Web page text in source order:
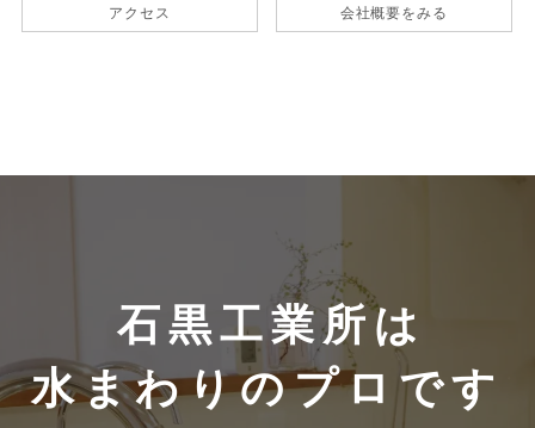
アクセス 会社概要をみる
石黒工業所は
水まわりのプロです